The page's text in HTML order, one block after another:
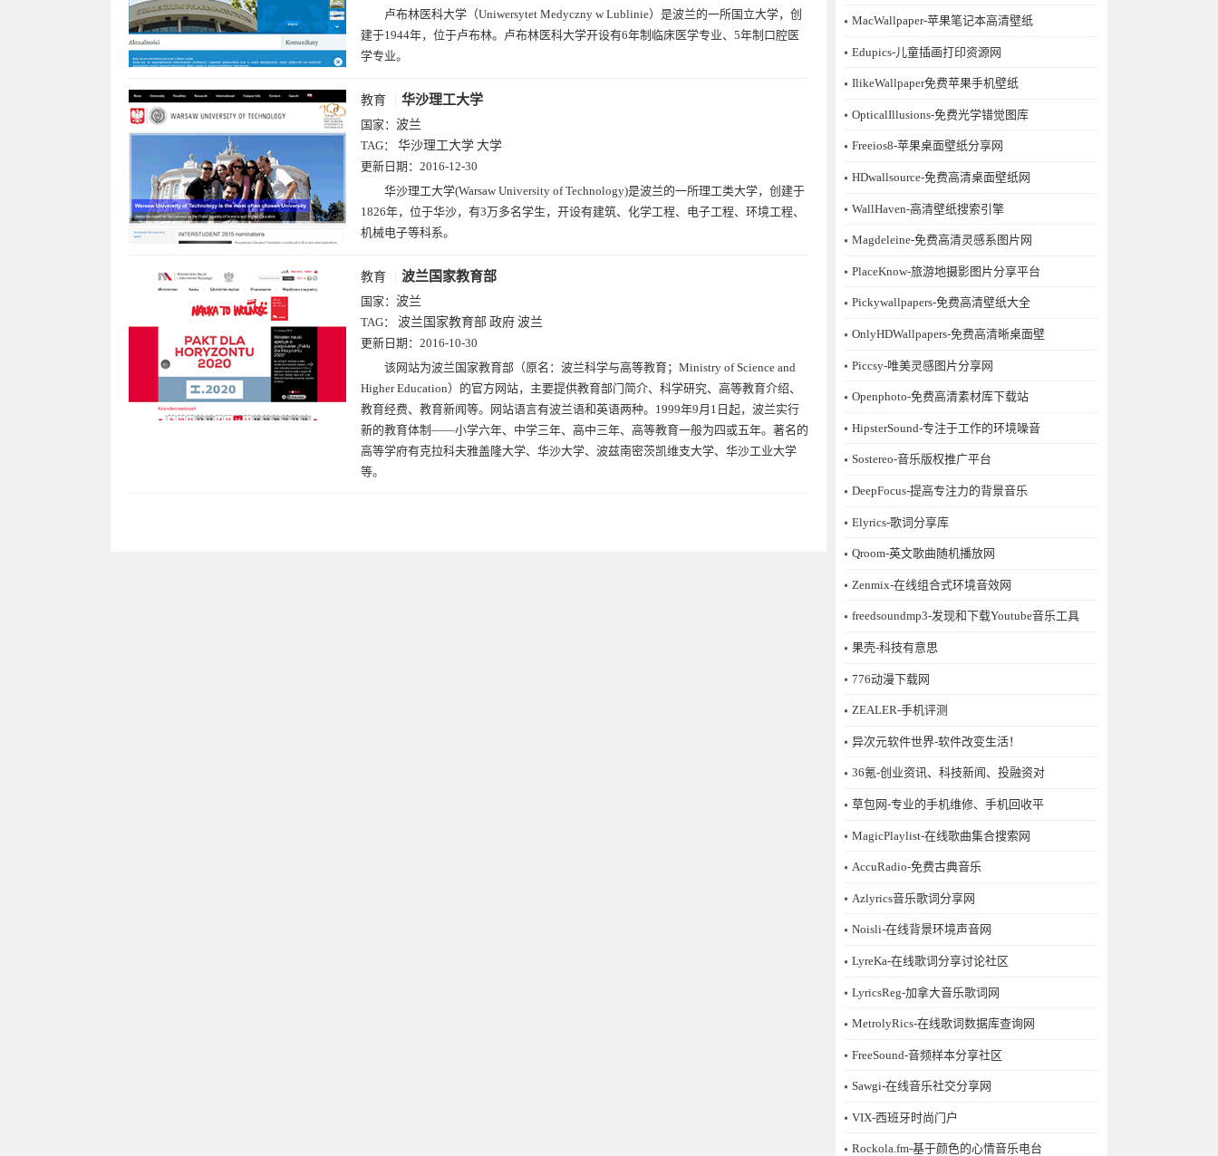
卢布林医科大学（Uniwersytet Medyczny w Lublinie）是波兰的一所国立大学，创
建于1944年，位于卢布林。卢布林医科大学开设有6年制临床医学专业、5年制口腔医
学专业。
教育 华沙理工大学
国家： 波兰
TAG： 华沙理工大学 大学
更新日期： 2016-12-30
华沙理工大学(Warsaw University of Technology)是波兰的一所理工类大学，创建于
1826年，位于华沙，有3万多名学生，开设有建筑、化学工程、电子工程、环境工程、
机械电子等科系。
教育 波兰国家教育部
国家： 波兰
TAG： 波兰国家教育部 政府 波兰
更新日期： 2016-10-30
该网站为波兰国家教育部（原名：波兰科学与高等教育；Ministry of Science and
Higher Education）的官方网站，主要提供教育部门简介、科学研究、高等教育介绍、
教育经费、教育新闻等。网站语言有波兰语和英语两种。1999年9月1日起，波兰实行
新的教育体制——小学六年、中学三年、高中三年、高等教育一般为四或五年。著名的
高等学府有克拉科夫雅盖隆大学、华沙大学、波兹南密茨凯维支大学、华沙工业大学
等。
MacWallpaper-苹果笔记本高清壁纸
Edupics-儿童插画打印资源网
IlikeWallpaper免费苹果手机壁纸
OpticalIllusions-免费光学错觉图库
Freeios8-苹果桌面壁纸分享网
HDwallsource-免费高清桌面壁纸网
WallHaven-高清壁纸搜索引擎
Magdeleine-免费高清灵感系图片网
PlaceKnow-旅游地摄影图片分享平台
Pickywallpapers-免费高清壁纸大全
OnlyHDWallpapers-免费高清晰桌面壁
Piccsy-唯美灵感图片分享网
Openphoto-免费高清素材库下载站
HipsterSound-专注于工作的环境噪音
Sostereo-音乐版权推广平台
DeepFocus-提高专注力的背景音乐
Elyrics-歌词分享库
Qroom-英文歌曲随机播放网
Zenmix-在线组合式环境音效网
freedsoundmp3-发现和下载Youtube音乐工具
果壳-科技有意思
776动漫下载网
ZEALER-手机评测
异次元软件世界-软件改变生活！
36氪-创业资讯、科技新闻、投融资对
草包网-专业的手机维修、手机回收平
MagicPlaylist-在线歌曲集合搜索网
AccuRadio-免费古典音乐
Azlyrics音乐歌词分享网
Noisli-在线背景环境声音网
LyreKa-在线歌词分享讨论社区
LyricsReg-加拿大音乐歌词网
MetrolyRics-在线歌词数据库查询网
FreeSound-音频样本分享社区
Sawgi-在线音乐社交分享网
​VIX-西班牙时尚门户
Rockola.fm-基于颜色的心情音乐电台